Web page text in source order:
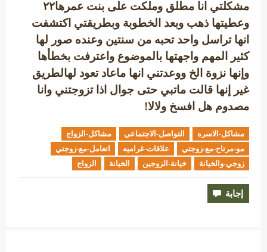
مشكلتي انا مطلق وملكت على بنت عمرها٢٢
وعطيتها ذهب وبعد الخطوبة وبطريقتي اكتشفت
انها تراسل واحد تحبه من سنتين وعنده صور لها
كثير المهم واجهتها بالموضوع واعترفت بخطأها
وإنها نزوة الخ ووعدتني انها ماعاد تعود لهالطريق
غير إنها قالت ماتبي حتى جوال اذا تزوجتني وانا
مصدوم هل افسخ ولالا!
مشاكل-الاسره التواصل-الاجتماعي
مشاكل-الزواج
مو-مرتاح-مع-زوجتي
علاقات-غراميه
اتعامل-مع-زوجتي
زوجي-والخيانة
خيانة-الزوجين الخيانة الزواج